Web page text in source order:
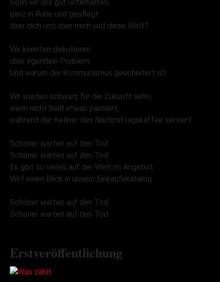
Solln wir uns gut unterhalten,
ganz in Ruhe und gepflegt
über dich und über mich und diese Welt?
Wir könnten diskutieren
über irgendein Problem.
Und warum der Kommunismus gescheitert ist.
Wir würden schwarz für die Zukunft sehn,
wenn nicht bald etwas passiert,
während der Kellner den Nachmittagskaffee serviert.
Schöner warten auf den Tod.
Schöner warten auf den Tod.
Es gibt so vieles auf der Welt im Angebot.
Wirf einen Blick in unsern Einkaufskatalog.
Schöner warten auf den Tod.
Schöner warten auf den Tod.
Erstveröffentlichung